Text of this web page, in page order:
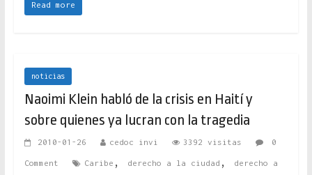
Read more
noticias
Naoimi Klein habló de la crisis en Haití y
sobre quienes ya lucran con la tragedia
2010-01-26 cedoc invi 3392 visitas 0
Comment Caribe , derecho a la ciudad , derecho a